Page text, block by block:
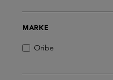
MARKE
Oribe